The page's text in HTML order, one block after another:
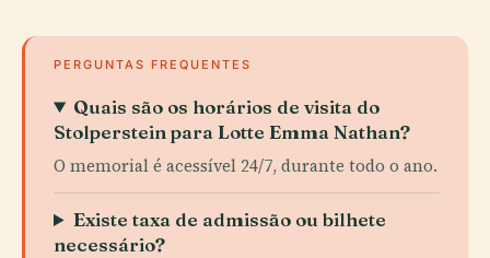
PERGUNTAS FREQUENTES
Quais são os horários de visita do
Stolperstein para Lotte Emma Nathan?
O memorial é acessível 24/7, durante todo o ano.
Existe taxa de admissão ou bilhete
necessário?